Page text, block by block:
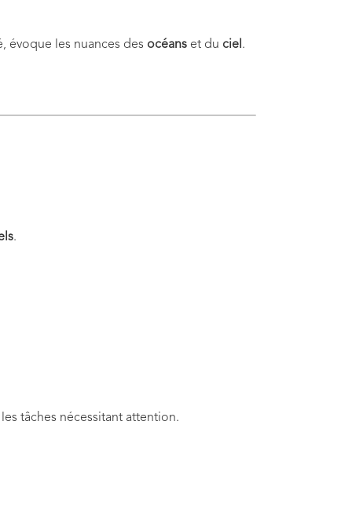
évoque les nuances des océans et du ciel .
.
tâches nécessitant attention.